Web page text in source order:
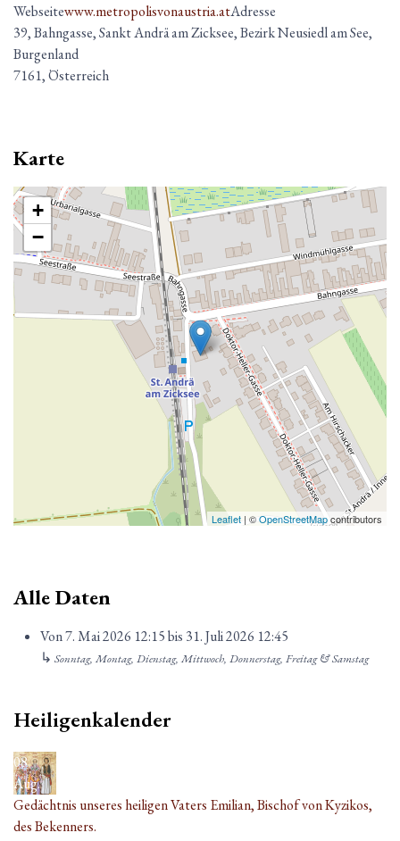
Webseitewww.metropolisvonaustria.atAdresse
39, Bahngasse, Sankt Andrä am Zicksee, Bezirk Neusiedl am See,
Burgenland
7161, Österreich
Karte
+
−
Leaflet | ©OpenStreetMapcontributors
Alle Daten
Von7. Mai 2026 12:15bis 31. Juli 2026 12:45
↳ Sonntag, Montag, Dienstag, Mittwoch, Donnerstag, Freitag & Samstag
Heiligenkalender
08
Aug.
Gedächtnis unseres heiligen Vaters Emilian, Bischof von Kyzikos,
des Bekenners.